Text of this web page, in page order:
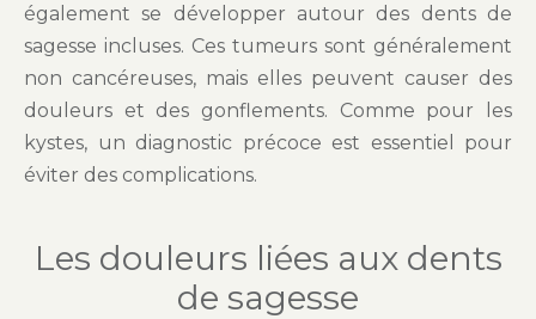
également se développer autour des dents de
sagesse incluses. Ces tumeurs sont généralement
non cancéreuses, mais elles peuvent causer des
douleurs et des gonflements. Comme pour les
kystes, un diagnostic précoce est essentiel pour
éviter des complications.
Les douleurs liées aux dents
de sagesse